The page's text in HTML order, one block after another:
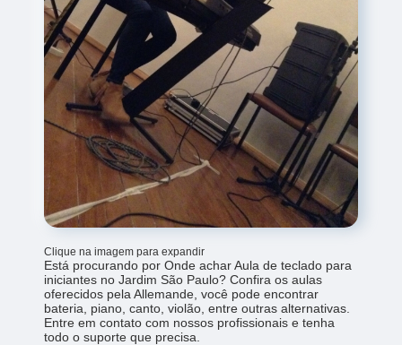
Clique na imagem para expandir
Está procurando por Onde achar Aula de teclado para
iniciantes no Jardim São Paulo? Confira os aulas
oferecidos pela Allemande, você pode encontrar
bateria, piano, canto, violão, entre outras alternativas.
Entre em contato com nossos profissionais e tenha
todo o suporte que precisa.